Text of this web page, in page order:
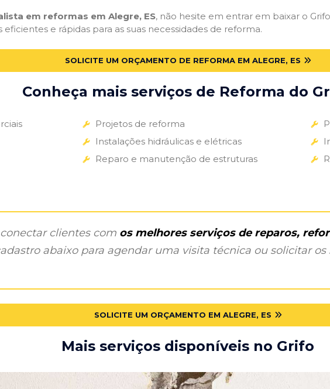
em reformas em Alegre, ES, não hesite em entrar em baixar o
e rápidas para as suas necessidades de reforma.
SOLICITE UM ORÇAMENTO DE REFORMA EM ALEGRE, ES
Conheça mais serviços de Reforma do
Projetos de reforma
Instalações hidráulicas e elétricas
Reparo e manutenção de estruturas
clientes com os melhores serviços de reparos,
abaixo para agendar uma visita técnica ou solicitar os
SOLICITE UM ORÇAMENTO EM ALEGRE, ES
Mais serviços disponíveis no Grifo